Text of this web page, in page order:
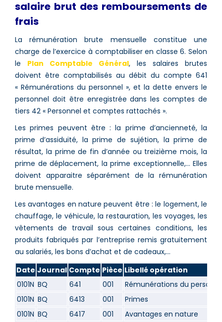
salaire brut des remboursements de
frais
La rémunération brute mensuelle constitue une
charge de l’exercice à comptabiliser en classe 6. Selon
le Plan Comptable Général, les salaires brutes
doivent être comptabilisés au débit du compte 641
« Rémunérations du personnel », et la dette envers le
personnel doit être enregistrée dans les comptes de
tiers 42 « Personnel et comptes rattachés ».
Les primes peuvent être : la prime d’ancienneté, la
prime d’assiduité, la prime de sujétion, la prime de
résultat, la prime de fin d’année ou treizième mois, la
prime de déplacement, la prime exceptionnelle,… Elles
doivent apparaitre séparément de la rémunération
brute mensuelle.
Les avantages en nature peuvent être : le logement, le
chauffage, le véhicule, la restauration, les voyages, les
vêtements de travail sous certaines conditions, les
produits fabriqués par l’entreprise remis gratuitement
au salariés, les bons d’achat et de cadeaux,…
Date Journal Compte Pièce Libellé opération
0101N BQ 641 001
Rémunérations du
0101N BQ 6413 001
Primes
0101N BQ 6417 001
Avantages en nature